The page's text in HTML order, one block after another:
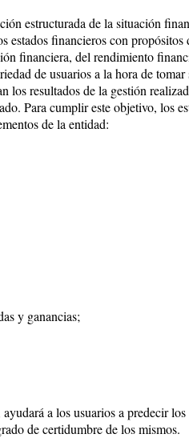
estructurada de la situación
financieros con propósitos
financiera, del rendimiento
de usuarios a la hora de tomar
los resultados de la gestión
Para cumplir este objetivo, los
de la entidad:
y ganancias;
a los usuarios a predecir
de certidumbre de los mismos.